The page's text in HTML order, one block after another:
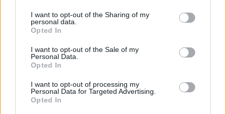
I want to opt-out of the Sharing of my
personal data.
Opted In
I want to opt-out of the Sale of my
Personal Data.
Opted In
I want to opt-out of processing my
Personal Data for Targeted Advertising.
Opted In
TheCars.gr|19/02/2026 18:00